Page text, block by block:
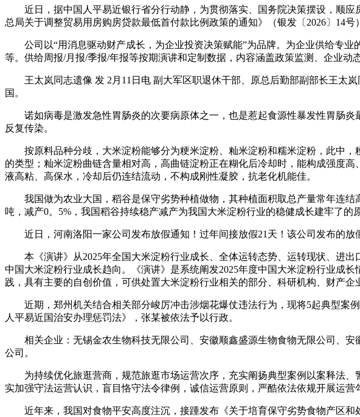
近日，据中国人平易近银行省分行动静，为贯彻落实、国务院决策摆设，顺应
总局关于调整贸易用房购房贷款最低首付款比例政策的通知》（银发〔2026〕14号
公司以“用消息驱动财产成长，为企业投资决策赋能”为品牌。为企业供给专业
等。供给周报/月报/季报/年报等按期演讲和定制数据，内容涵盖政策监测、企业动
王太岚同志遗像 发 2月11日电 副大军区职退休干部、原总后勤部副部长王太岚
国。
诺如病毒是激发急性胃肠炎的次要病原体之一，也是惹起食源性暴发性胃肠炎
反复传染。
按原料品种分歧，大米淀粉能够分为粳米淀粉、籼米淀粉和糯米淀粉，此中，
的类型；籼米淀粉曲链含量相对高，高曲链淀粉正在糊化后冷却时，能构成强度
液高粘、高保水，冷却后仍连结流动，不构成刚性凝胶，抗老化机能佳。
我国做为农业大国，稻谷是保守劣势种植做物，其种植面积取总产量常年连结
吨，减产0。5%，我国稻谷持续稳产减产为我国大米淀粉行业的稳健成长建牢了的
近日，河南洛阳一家公司发布放假通知！过年间接放假21天！该公司发布的放
本《演讲》从2025年全国大米淀粉行业成长、全体运转态势、运转现状、进出
中国大米淀粉行业成长趋向。《演讲》是系统阐发2025年度中国大米淀粉行业成
践，具有主要的自创价值，可供处置大米淀粉行业相关的部分、科研机构、财产企
近期，郑州机关结合相关部分峻厉冲击涉烟花爆仗违法行为，现将5起典型案
人平易近国治安办理惩罚法》，张某被依法予以行政。
相关企业：无锡金农生物科技无限公司、安徽顺鑫盛源生物食物无限公司、安
公司。
为持续优化旅逛营商，规范旅逛市场运营次序，充实阐扬典型案例以案释法、
实加强守法运营认识，盲目恪守法令律例，诚信运营原则，严酷依法依规开展运营
近年来，我国对食物平安高度注沉，接踵发布《关于培育保守劣势食物产区和